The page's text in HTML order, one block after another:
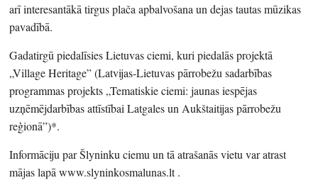
arī interesantākā tirgus plača apbalvošana un dejas tautas mūzikas
pavadībā.
Gadatirgū piedalīsies Lietuvas ciemi, kuri piedalās projektā
„Village Heritage” (Latvijas-Lietuvas pārrobežu sadarbības
programmas projekts „Tematiskie ciemi: jaunas iespējas
uzņēmējdarbības attīstībai Latgales un Aukštaitijas pārrobežu
reģionā”)*.
Informāciju par Šlyninku ciemu un tā atrašanās vietu var atrast
mājas lapā www.slyninkosmalunas.lt .